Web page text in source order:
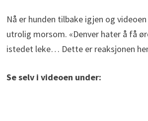
Nå er hunden tilbake igjen og
utrolig morsom. «Denver hater å få
istedet leke… Dette er reaksjonen
Se selv i videoen under: